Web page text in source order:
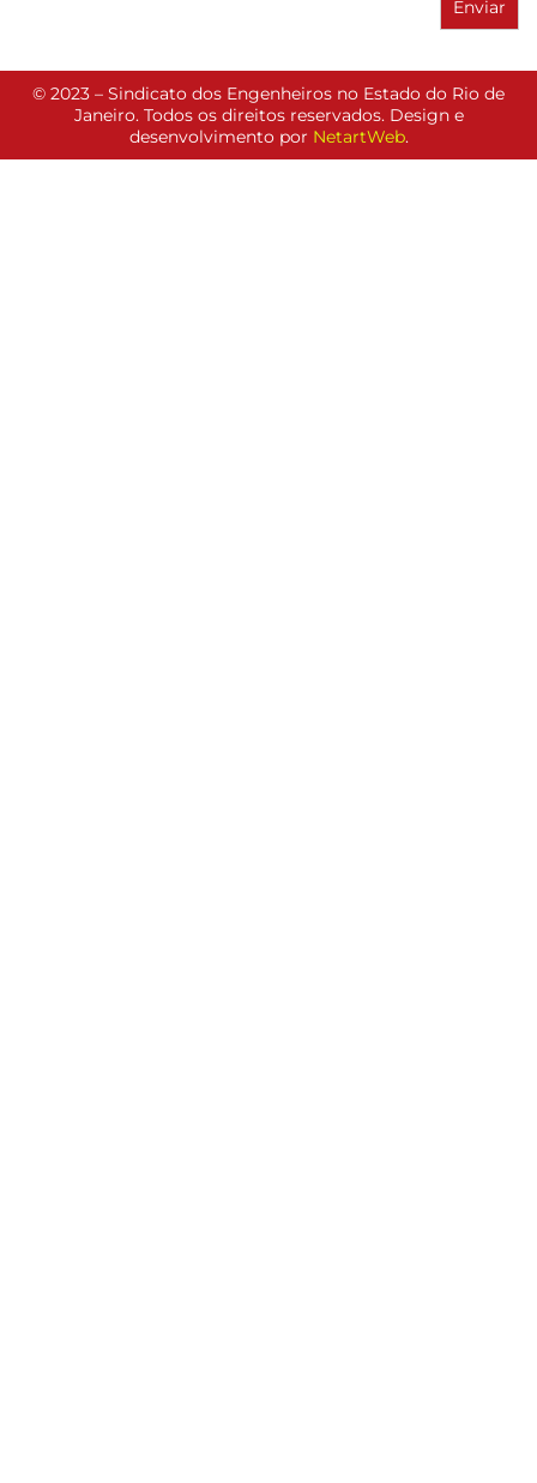
© 2023 – Sindicato dos Engenheiros no Estado do Rio de
Janeiro. Todos os direitos reservados. Design e
desenvolvimento por NetartWeb.